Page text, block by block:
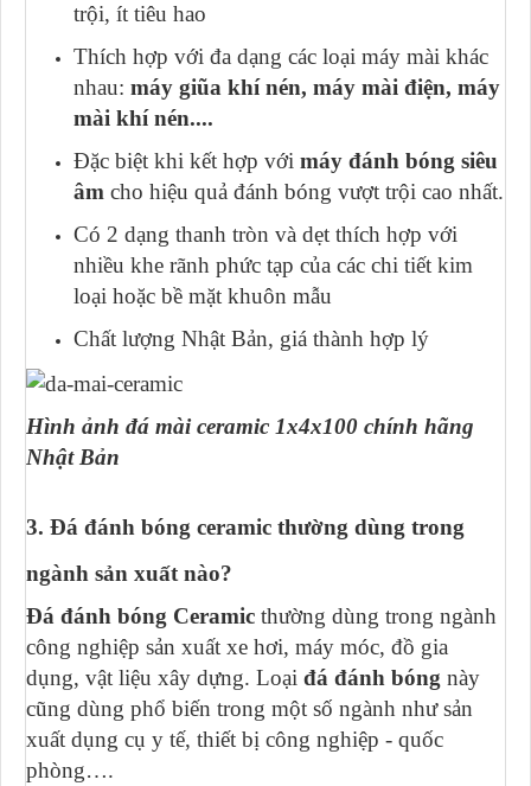
trội, ít tiêu hao
Thích hợp với đa dạng các loại máy mài khác
nhau: máy giũa khí nén, máy mài điện, máy
mài khí nén....
Đặc biệt khi kết hợp với máy đánh bóng siêu
âm cho hiệu quả đánh bóng vượt trội cao nhất.
Có 2 dạng thanh tròn và dẹt thích hợp với
nhiều khe rãnh phức tạp của các chi tiết kim
loại hoặc bề mặt khuôn mẫu
Chất lượng Nhật Bản, giá thành hợp lý
Hình ảnh đá mài ceramic 1x4x100 chính hãng
Nhật Bản
3. Đá đánh bóng ceramic thường dùng trong
ngành sản xuất nào?
Đá đánh bóng Ceramic thường dùng trong ngành
công nghiệp sản xuất xe hơi, máy móc, đồ gia
dụng, vật liệu xây dựng. Loại đá đánh bóng này
cũng dùng phổ biến trong một số ngành như sản
xuất dụng cụ y tế, thiết bị công nghiệp - quốc
phòng….